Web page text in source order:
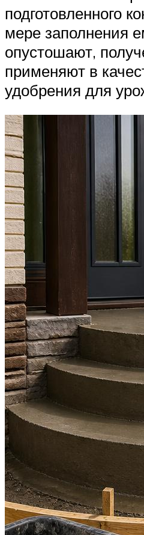
подготовленного
мере заполнения
опустошают,
применяют в
удобрения для